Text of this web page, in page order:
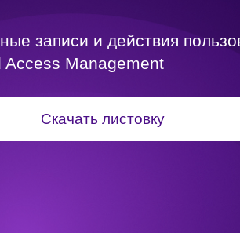
записи и действия
Management
Скачать листовку